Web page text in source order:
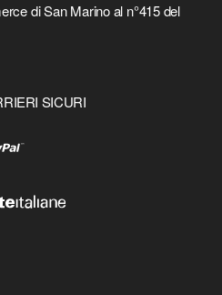
di San Marino al n°415 del
SICURI